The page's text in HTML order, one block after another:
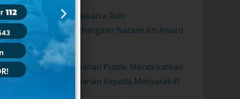
Purwakarta Raih
Penghargaan Natamukti Award
2021
Pelayanan Publik Mendekatkan
Pelayanan Kepada Masyarakat